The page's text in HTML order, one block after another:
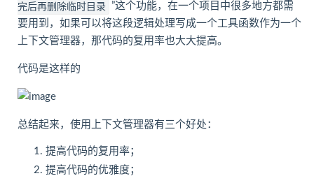
完后再删除临时目录 ”这个功能，在一个项目中很多地方都需
要用到，如果可以将这段逻辑处理写成一个工具函数作为一个
上下文管理器，那代码的复用率也大大提高。
代码是这样的
总结起来，使用上下文管理器有三个好处：
提高代码的复用率；
提高代码的优雅度；